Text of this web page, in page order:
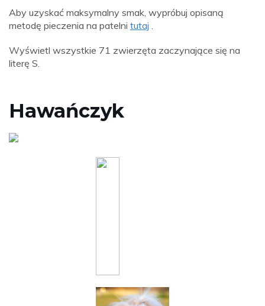
Aby uzyskać maksymalny smak, wypróbuj opisaną
metodę pieczenia na patelni tutaj
Wyświetl wszystkie 71 zwierzęta zaczynające się na
literę S.
Hawańczyk